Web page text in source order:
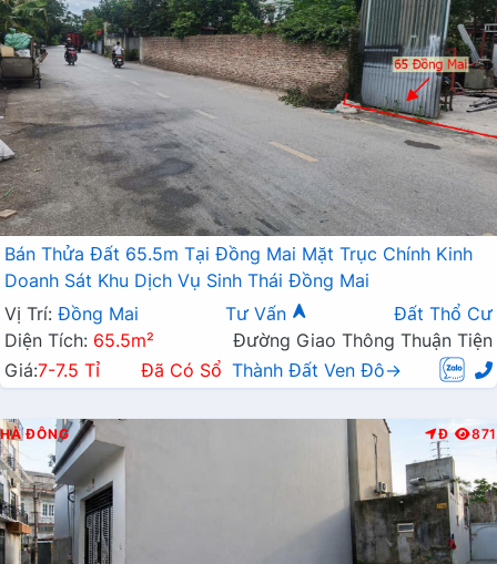
Bán Thửa Đất 65.5m Tại Đồng Mai Mặt Trục Chính Kinh
Doanh Sát Khu Dịch Vụ Sinh Thái Đồng Mai
Vị Trí: Đồng Mai Tư Vấn
Đất Thổ Cư
Diện Tích: 65.5m²
Đường Giao Thông Thuận Tiện
Giá:7-7.5 Tỉ Đã Có Sổ Thành Đất Ven Đô→
HÀ ĐÔNG Đ 871